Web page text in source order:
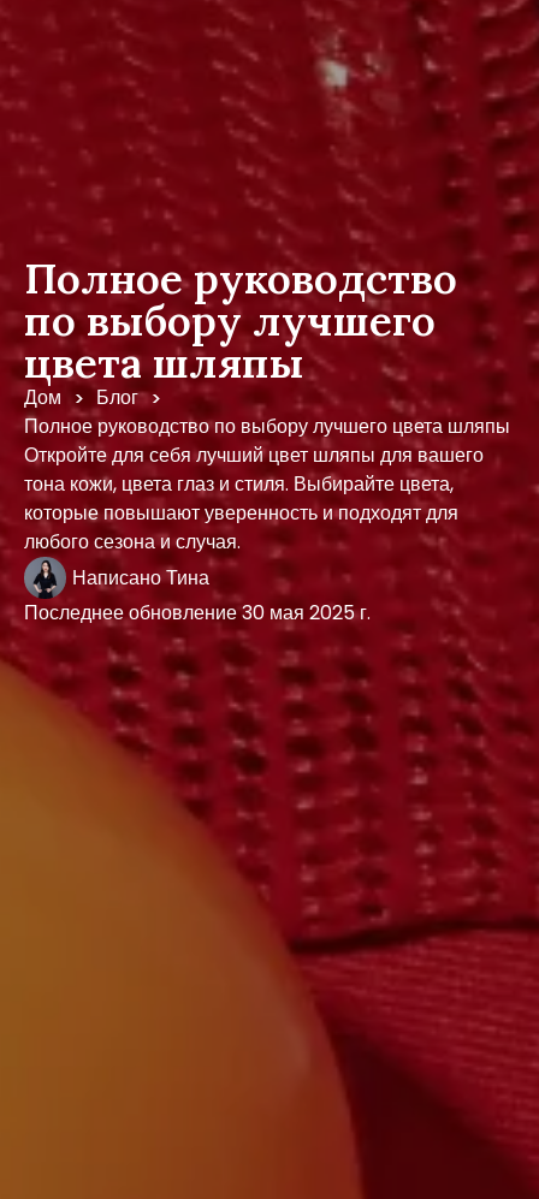
Полное руководство
по выбору лучшего
цвета шляпы
Дом > Блог >
Полное руководство по выбору лучшего цвета шляпы
Откройте для себя лучший цвет шляпы для вашего
тона кожи, цвета глаз и стиля. Выбирайте цвета,
которые повышают уверенность и подходят для
любого сезона и случая.
НаписаноТина
Последнее обновление30 мая 2025 г.